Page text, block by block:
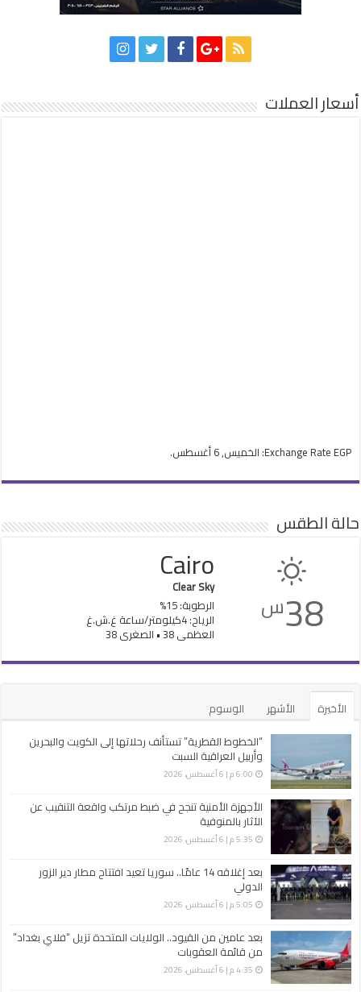
أسعار العملات
Exchange Rate EGP : الخميس, 6 أغسطس.
حالة الطقس
38س
Cairo
Clear Sky
الرطوبة: 15%
الرياح: 4كيلومتر/ساعة غ.ش.غ
العظمى 38 • الصغرى 38
الأخيرة الأشهر
الوسوم
“الخطوط القطرية” تستأنف رحلاتها إلى الكويت والبحرين
وأربيل العراقية السبت
6:00 م | 6 أغسطس، 2026
الأجهزة الأمنية تنجح في ضبط مرتكب واقعة التنقيب عن
الآثار بالمنوفية
5:35 م | 6 أغسطس، 2026
بعد إغلاقه 14 عامًا.. سوريا تعيد افتتاح مطار دير الزور
الدولي
5:05 م | 6 أغسطس، 2026
بعد عامين من القيود.. الولايات المتحدة تزيل “فلاي بغداد”
من قائمة العقوبات
4:35 م | 6 أغسطس، 2026